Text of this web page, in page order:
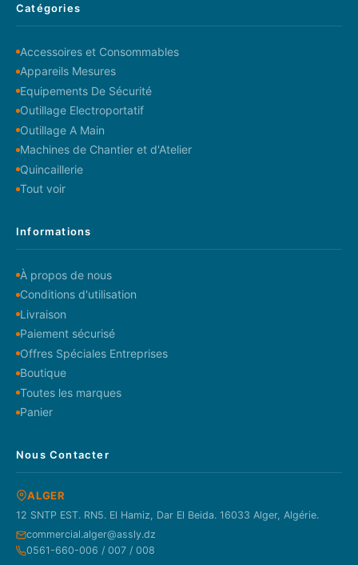
Catégories
Accessoires et Consommables
Appareils Mesures
Equipements De Sécurité
Outillage Electroportatif
Outillage A Main
Machines de Chantier et d'Atelier
Quincaillerie
Tout voir
Informations
À propos de nous
Conditions d'utilisation
Livraison
Paiement sécurisé
Offres Spéciales Entreprises
Boutique
Toutes les marques
Panier
Nous Contacter
ALGER
12 SNTP EST. RN5. El Hamiz, Dar El Beida. 16033 Alger, Algérie.
commercial.alger@assly.dz
0561-660-006 / 007 / 008